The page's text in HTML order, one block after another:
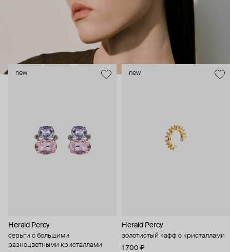
new
Herald Percy
серьги с большими
разноцветными кристаллами
new
Herald Percy
золотистый кафф с кристаллами
1 700 ₽